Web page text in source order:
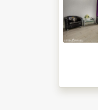
ТОП 10 недорогих отелей
Лучшие отели 4* звезды
Лучшие отели 3* звезды